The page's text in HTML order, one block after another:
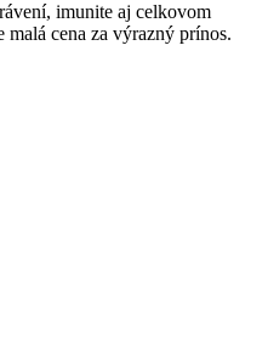
imunite aj celkovom
cena za výrazný prínos.